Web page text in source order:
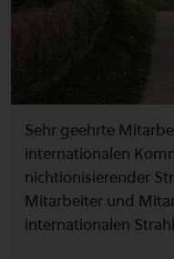
Sehr geehrte
internationalen
nichtionisierender
Mitarbeiter und
internationalen